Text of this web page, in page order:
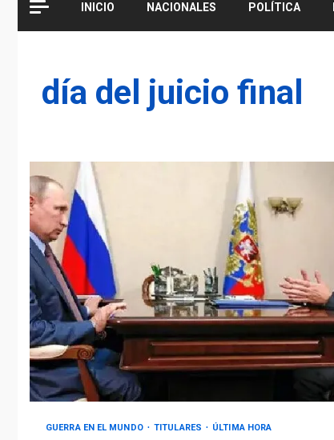
INICIO NACIONALES POLÍTICA
día del juicio final
GUERRA EN EL MUNDO TITULARES ÚLTIMA HORA